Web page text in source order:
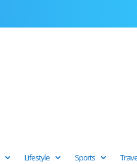
Lifestyle Sports